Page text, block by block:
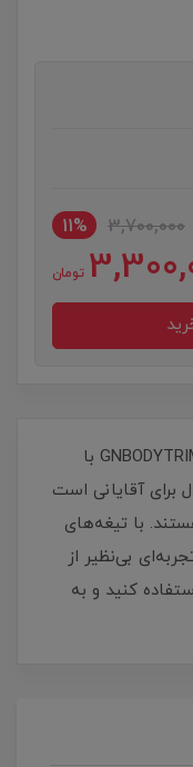
3,700,000
11%
تومان
ماشین اصلاح بدن گرین لاین مدل GNBODYTRIMR با
برای آقایانی است
با تیغه‌های
بی‌نظیر از
کنید و به